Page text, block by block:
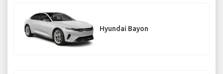
Hyundai Bayon